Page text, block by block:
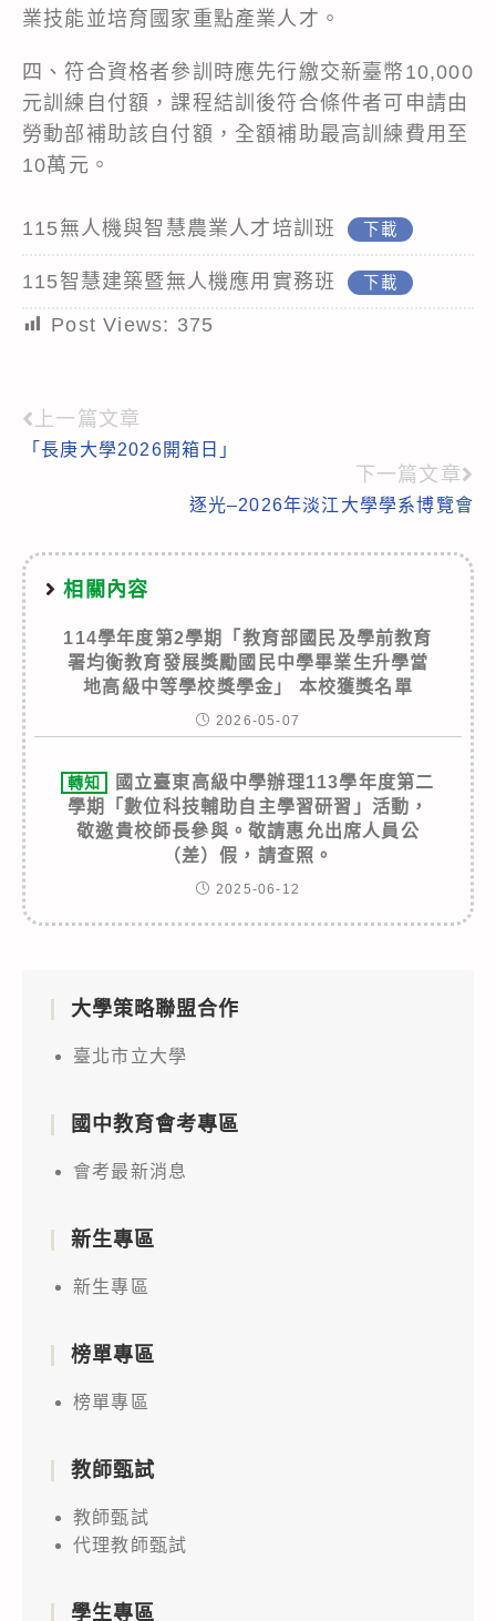
業技能並培育國家重點產業人才。
四、符合資格者參訓時應先行繳交新臺幣10,000
元訓練自付額，課程結訓後符合條件者可申請由
勞動部補助該自付額，全額補助最高訓練費用至
10萬元。
115無人機與智慧農業人才培訓班 下載
115智慧建築暨無人機應用實務班 下載
Post Views: 375
Read
more
上一篇文章
「長庚大學2026開箱日」
下一篇文章
逐光–2026年淡江大學學系博覽會
相關內容
114學年度第2學期「教育部國民及學前教育
署均衡教育發展獎勵國民中學畢業生升學當
地高級中等學校獎學金」 本校獲獎名單
2026-05-07
轉知
國立臺東高級中學辦理113學年度第二
學期「數位科技輔助自主學習研習」活動，
敬邀貴校師長參與。敬請惠允出席人員公
（差）假，請查照。
2025-06-12
大學策略聯盟合作
臺北市立大學
國中教育會考專區
會考最新消息
新生專區
新生專區
榜單專區
榜單專區
教師甄試
教師甄試
代理教師甄試
學生專區